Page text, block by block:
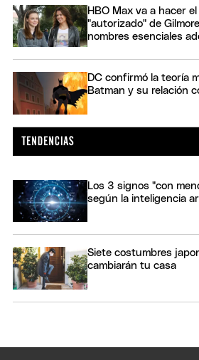
HBO Max va a hacer
"autorizado" de
nombres esenciales
DC confirmó la teoría
Batman y su relación
Los 3 signos "con
según la inteligencia
Siete costumbres
cambiarán tu casa